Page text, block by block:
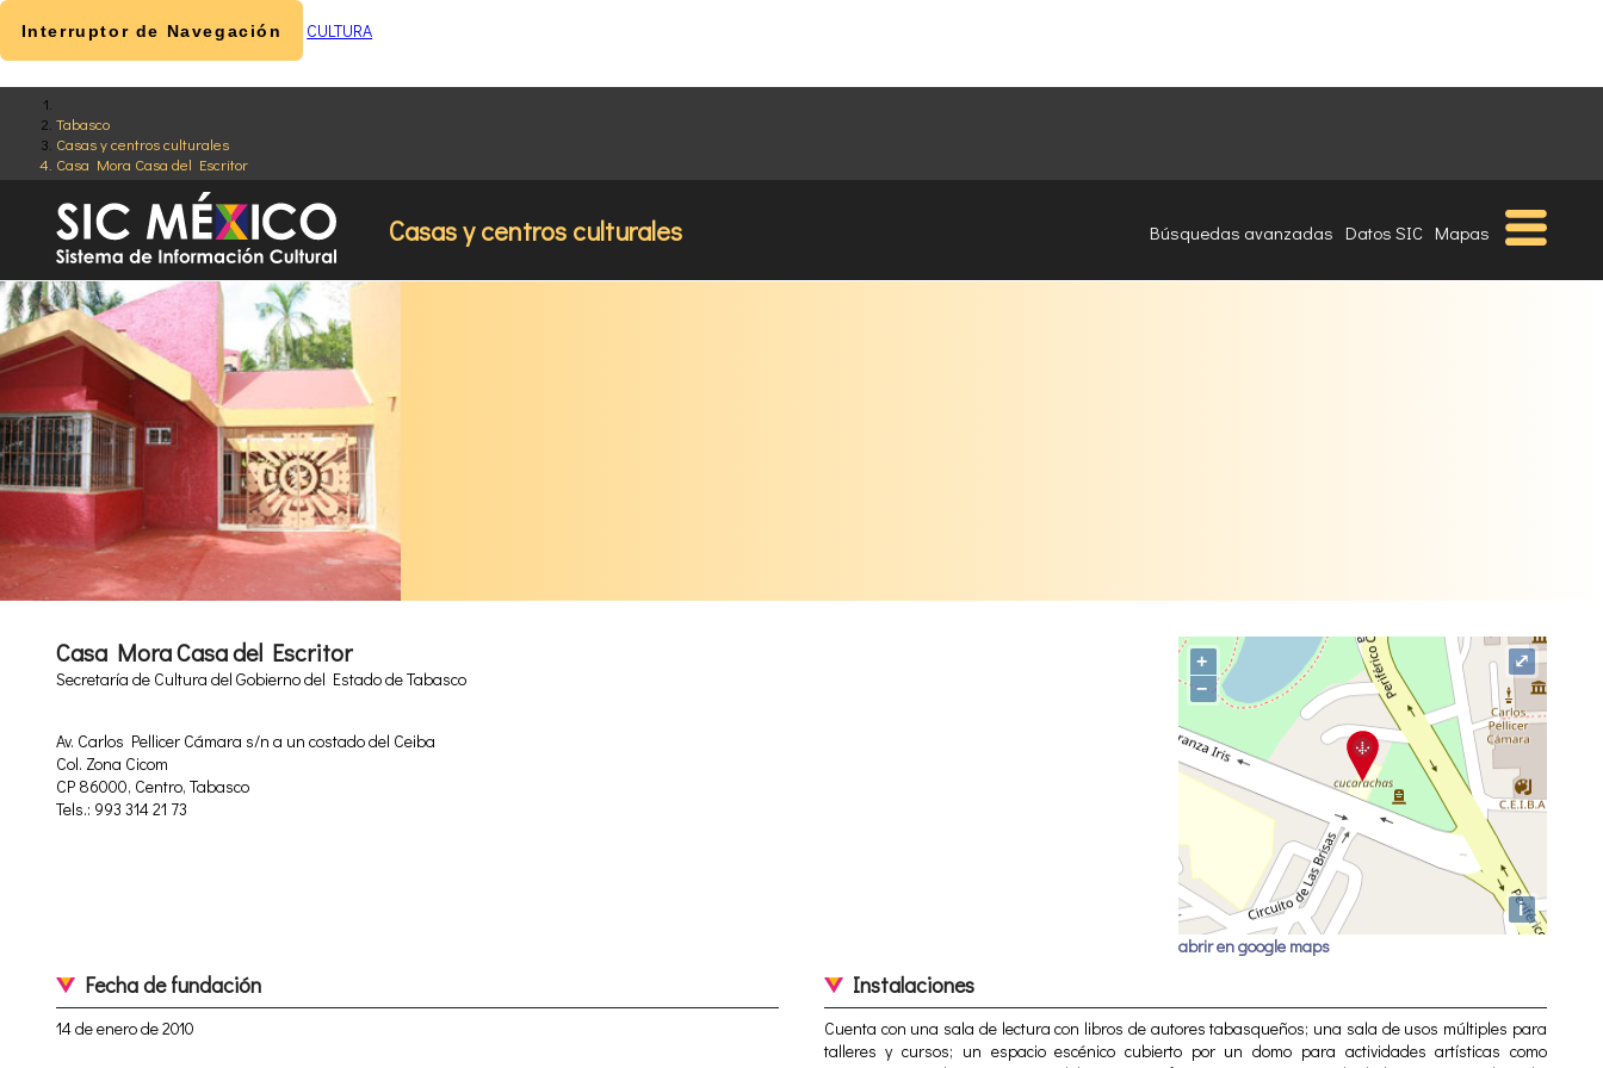
Tabasco
Casas y centros culturales
Casa Mora Casa del Escritor
Casas y centros culturales Búsquedas avanzadas Datos SIC Mapas
Interruptor de Navegación CULTURA
Casa Mora Casa del Escritor
Secretaría de Cultura del Gobierno del Estado de Tabasco
Av. Carlos Pellicer Cámara s/n a un costado del Ceiba
Col. Zona Cicom
CP 86000, Centro, Tabasco
Tels.: 993 314 21 73
+
−
i
⤢
abrir en google maps
Fecha de fundación
14 de enero de 2010
Instalaciones
Cuenta con una sala de lectura con libros de autores tabasqueños; una sala de usos múltiples para
talleres y cursos; un espacio escénico cubierto por un domo para actividades artísticas como